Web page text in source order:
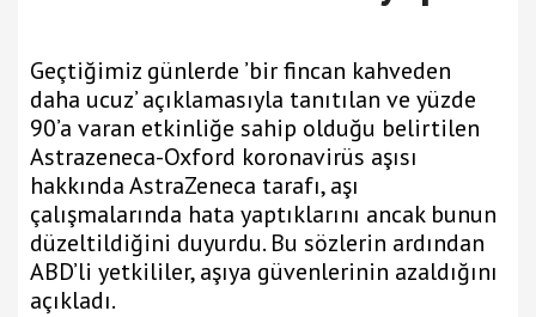
Geçtiğimiz günlerde ’bir fincan kahveden
daha ucuz’ açıklamasıyla tanıtılan ve yüzde
90’a varan etkinliğe sahip olduğu belirtilen
Astrazeneca-Oxford koronavirüs aşısı
hakkında AstraZeneca tarafı, aşı
çalışmalarında hata yaptıklarını ancak bunun
düzeltildiğini duyurdu. Bu sözlerin ardından
ABD’li yetkililer, aşıya güvenlerinin azaldığını
açıkladı.